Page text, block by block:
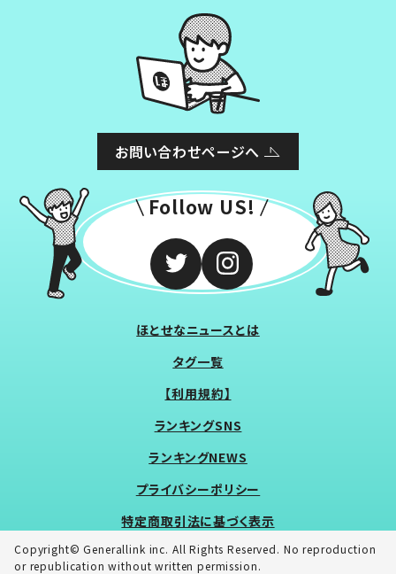
お問い合わせページへ
Follow US!
ほとせなニュースとは
タグ一覧
【利用規約】
ランキングSNS
ランキングNEWS
プライバシーポリシー
特定商取引法に基づく表示
Copyright© Generallink inc. All Rights Reserved. No reproduction
or republication without written permission.